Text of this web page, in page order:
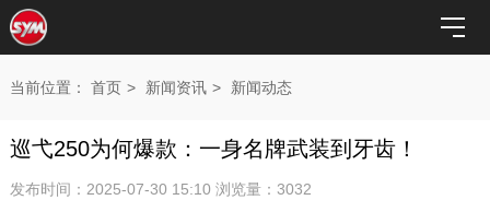
当前位置： 首页 > 新闻资讯 > 新闻动态
巡弋250为何爆款：一身名牌武装到牙齿！
发布时间：2025-07-30 15:10 浏览量：3032